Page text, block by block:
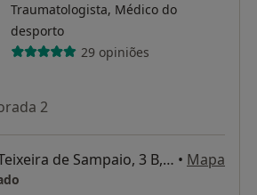
Traumatologista, Médico do
desporto
29 opiniões
2
R. Embaixador Teixeira de Sampaio, 3 B, Lisboa • Mapa